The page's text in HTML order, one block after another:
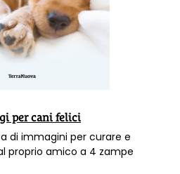
per cani felici
di immagini per curare e
benessere al proprio amico a 4 zampe